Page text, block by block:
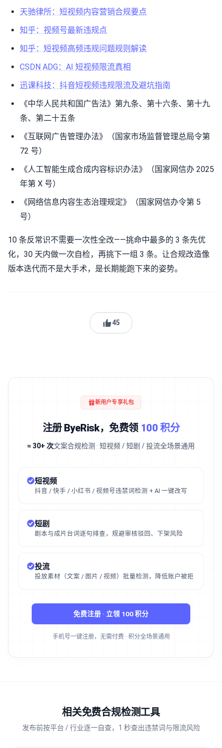
天驰律所：短视频内容营销合规要点
知乎：视频号最新违规点
知乎：短视频高频违规问题规则解读
CSDN ADG：AI 短视频限流真相
迅课科技：抖音短视频违规限流及避坑指南
《中华人民共和国广告法》第九条、第十六条、第十九
条、第二十五条
《互联网广告管理办法》（国家市场监督管理总局令第
72 号）
《人工智能生成合成内容标识办法》（国家网信办 2025
年第 X 号）
《网络信息内容生态治理规定》（国家网信办令第 5
号）
10 条反常识不需要一次性全改——挑命中最多的 3 条先优
化，30 天内做一次自检，再挑下一组 3 条。让合规改造像
版本迭代而不是大手术，是长期能跑下来的姿势。
45
新用户专享礼包
注册 ByeRisk，免费领 100 积分
≈ 30+ 次文案合规检测 · 短视频 / 短剧 / 投流全场景通用
短视频
抖音 / 快手 / 小红书 / 视频号违禁词检测 + AI 一键改写
短剧
剧本与成片台词逐句排查，规避审核驳回、下架风险
投流
投放素材（文案 / 图片 / 视频）批量检测，降低账户被拒
免费注册 · 立领 100 积分
手机号一键注册，无需付费 · 积分全场景通用
相关免费合规检测工具
发布前按平台 / 行业逐一自查，1 秒查出违禁词与限流风险